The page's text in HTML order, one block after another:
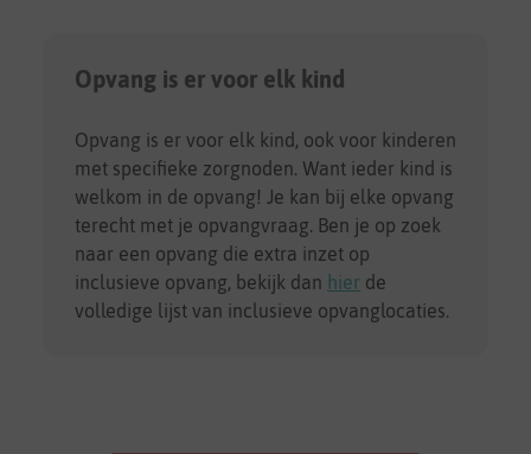
Opvang is er voor elk kind
Opvang is er voor elk kind, ook voor kinderen
met specifieke zorgnoden. Want ieder kind is
welkom in de opvang! Je kan bij elke opvang
terecht met je opvangvraag. Ben je op zoek
naar een opvang die extra inzet op
inclusieve opvang, bekijk dan hier de
volledige lijst van inclusieve opvanglocaties.